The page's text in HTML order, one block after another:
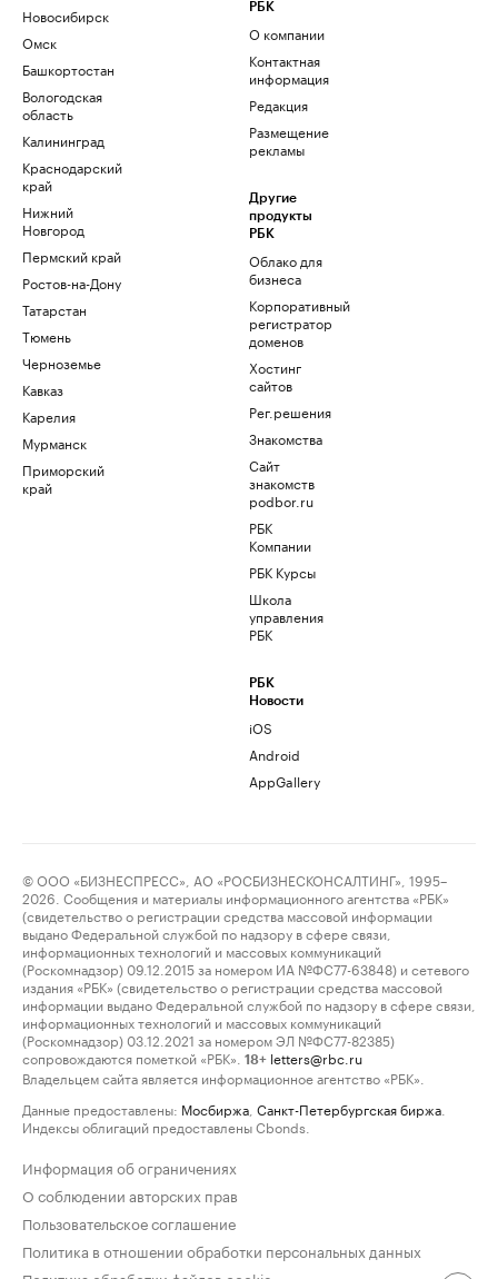
Новосибирск
Омск
Башкортостан
Вологодская
область
Калининград
Краснодарский
край
Нижний
Новгород
Пермский край
Ростов-на-Дону
Татарстан
Тюмень
Черноземье
Кавказ
Карелия
Мурманск
Приморский
край
РБК
О компании
Контактная
информация
Редакция
Размещение
рекламы
Другие
продукты
РБК
Облако для
бизнеса
Корпоративный
регистратор
доменов
Хостинг
сайтов
Рег.решения
Знакомства
Сайт
знакомств
podbor.ru
РБК
Компании
РБК Курсы
Школа
управления
РБК
РБК
Новости
iOS
Android
AppGallery
© ООО «БИЗНЕСПРЕСС», АО «РОСБИЗНЕСКОНСАЛТИНГ», 1995–
2026. Сообщения и материалы информационного агентства «РБК»
(свидетельство о регистрации средства массовой информации
выдано Федеральной службой по надзору в сфере связи,
информационных технологий и массовых коммуникаций
(Роскомнадзор) 09.12.2015 за номером ИА №ФС77-63848) и сетевого
издания «РБК» (свидетельство о регистрации средства массовой
информации выдано Федеральной службой по надзору в сфере связи,
информационных технологий и массовых коммуникаций
(Роскомнадзор) 03.12.2021 за номером ЭЛ №ФС77-82385)
сопровождаются пометкой «РБК».
18+ letters@rbc.ru
Владельцем сайта является информационное агентство «РБК».
Данные предоставлены: Мосбиржа Санкт-Петербургская биржа
Индексы облигаций предоставлены Cbonds.
Информация об ограничениях
О соблюдении авторских прав
Пользовательское соглашение
Политика в отношении обработки персональных данных